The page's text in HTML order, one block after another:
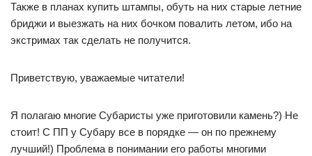
Также в планах купить штампы, обуть на них старые летние
бриджи и выезжать на них бочком повалить летом, ибо на
экстримах так сделать не получится.
Приветствую, уважаемые читатели!
Я полагаю многие Субаристы уже приготовили камень?) Не
стоит! С ПП у Субару все в порядке — он по прежнему
лучший!) Проблема в понимании его работы многими